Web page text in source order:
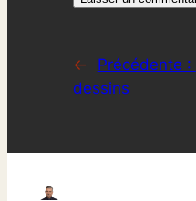
← Précédente :
dessins